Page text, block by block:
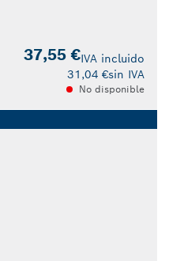
37,55 €IVA incluido
31,04 €sin IVA
No disponible